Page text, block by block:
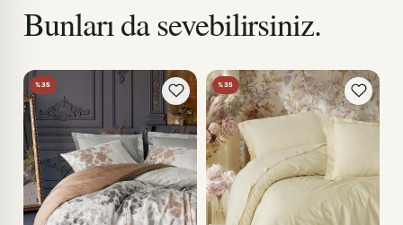
Bunları da sevebilirsiniz.
%35 %35